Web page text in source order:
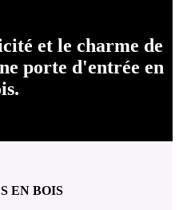
et le charme de
porte d'entrée en
EN BOIS